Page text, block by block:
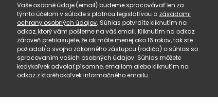
Vaše osobné údaje (email) budeme spracovávať len za
týmto účelom v súlade s platnou legislatívou a zásadami
ochrany osobných údajov. Súhlas potvrdíte kliknutím na
odkaz, ktorý vám pošleme na váš email. Kliknutím na odkaz
zároveň prehlasujete, že ak máte menej ako 16 rokov, tak ste
požiadal/a svojho zákonného zástupcu (rodiča) o súhlas so
spracovaním vašich osobných údajov. Súhlas môžete
kedykoľvek odvolať písomne, emailom alebo kliknutím na
odkaz z ktoréhokoľvek informačného emailu.